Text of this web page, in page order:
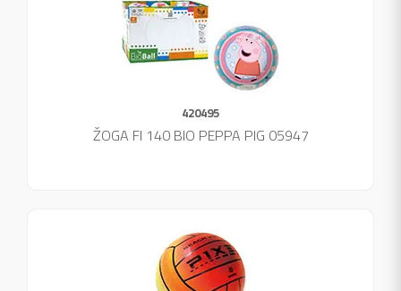
420495
ŽOGA FI 140 BIO PEPPA PIG 05947